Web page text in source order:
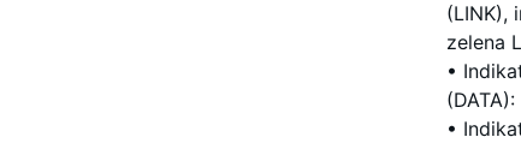
(LINK),
zelena
•
•